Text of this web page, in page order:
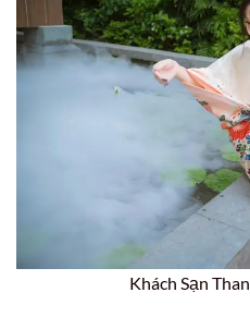
Khách Sạn